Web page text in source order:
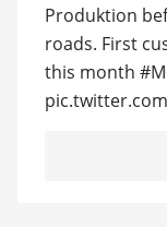
Produktion
roads. First
this month